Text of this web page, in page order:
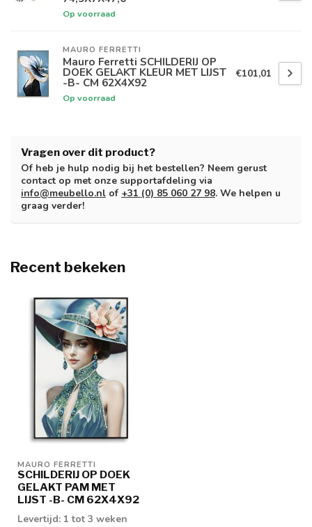
Op voorraad
MAURO FERRETTI
Mauro Ferretti SCHILDERIJ OP
DOEK GELAKT KLEUR MET LIJST
-B- CM 62X4X92
Op voorraad
€101,01
Vragen over dit product?
Of heb je hulp nodig bij het bestellen? Neem gerust
contact op met onze supportafdeling via
info@meubello.nl of +31 (0) 85 060 27 98. We helpen u
graag verder!
Recent bekeken
MAURO FERRETTI
SCHILDERIJ OP DOEK
GELAKT PAM MET
LIJST -B- CM 62X4X92
Levertijd: 1 tot 3 weken